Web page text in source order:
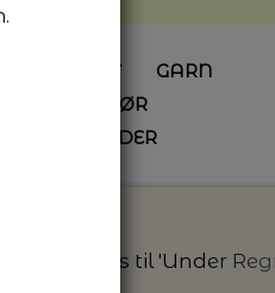
GARN
SYTILBEHØR
ÅBNINGSTIDER
Strikkekits til 'Under